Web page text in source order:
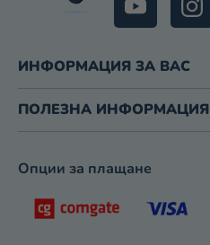
ИНФОРМАЦИЯ ЗА ВАС
ПОЛЕЗНА ИНФОРМАЦИЯ
Опции за плащане